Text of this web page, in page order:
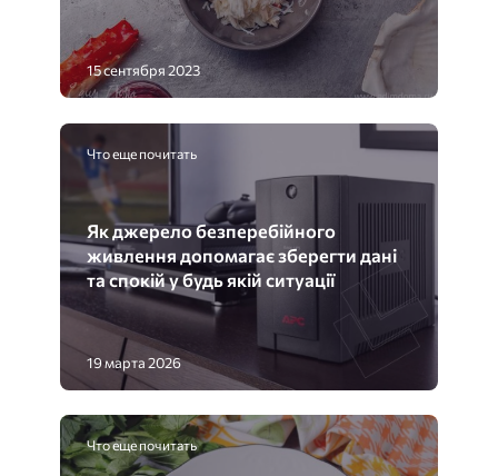
15 сентября 2023
Что еще почитать
Як джерело безперебійного
живлення допомагає зберегти дані
та спокій у будь якій ситуації
19 марта 2026
Что еще почитать